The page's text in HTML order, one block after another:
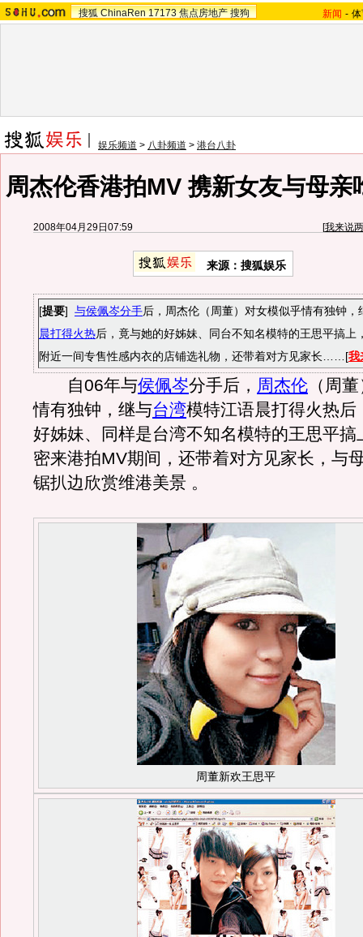
搜狐 ChinaRen 17173 焦点房地产 搜狗 新闻 -
娱乐频道 > 八卦频道 > 港台八卦
周杰伦香港拍MV 携新女友与母亲
2008年04月29日07:59 [我来说
来源：搜狐娱乐
[提要] 与侯佩岑分手后， 周杰伦 （周董）对女模似乎情有独钟，
晨打得火热后，竟与她的好姊妹、同台不知名模特的王思平搞上
附近一间专售性感内衣的店铺选礼物，还带着对方见家长……[我
自06年与侯佩岑分手后， 周杰伦 （周
情有独钟，继与台湾模特江语晨打得火热后
好姊妹、同样是台湾不知名模特的王思平搞
密来港拍MV期间，还带着对方见家长，与
锯扒边欣赏维港美景 。
周董新欢王思平